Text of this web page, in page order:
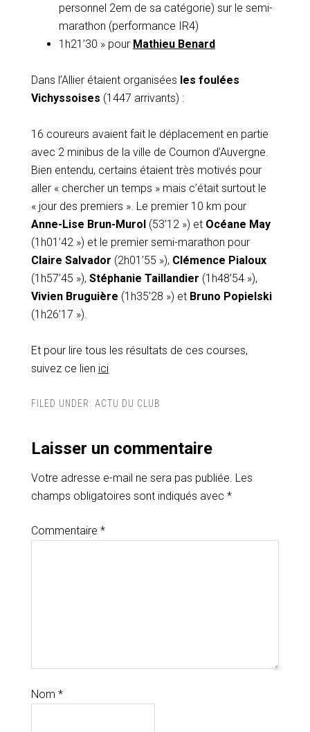
personnel 2em de sa catégorie) sur le semi-
marathon (performance IR4)
1h21’30 » pour Mathieu Benard
Dans l’Allier étaient organisées les foulées
Vichyssoises (1447 arrivants) :
16 coureurs avaient fait le déplacement en partie
avec 2 minibus de la ville de Cournon d’Auvergne.
Bien entendu, certains étaient très motivés pour
aller « chercher un temps » mais c’était surtout le
« jour des premiers ». Le premier 10 km pour
Anne-Lise Brun-Murol (53’12 ») et Océane May
(1h01’42 ») et le premier semi-marathon pour
Claire Salvador (2h01’55 »), Clémence Pialoux
(1h57’45 »), Stéphanie Taillandier (1h48’54 »),
Vivien Bruguière (1h35’28 ») et Bruno Popielski
(1h26’17 »).
Et pour lire tous les résultats de ces courses,
suivez ce lien ici
FILED UNDER: ACTU DU CLUB
Laisser un commentaire
Votre adresse e-mail ne sera pas publiée. Les
champs obligatoires sont indiqués avec *
Commentaire *
Nom *